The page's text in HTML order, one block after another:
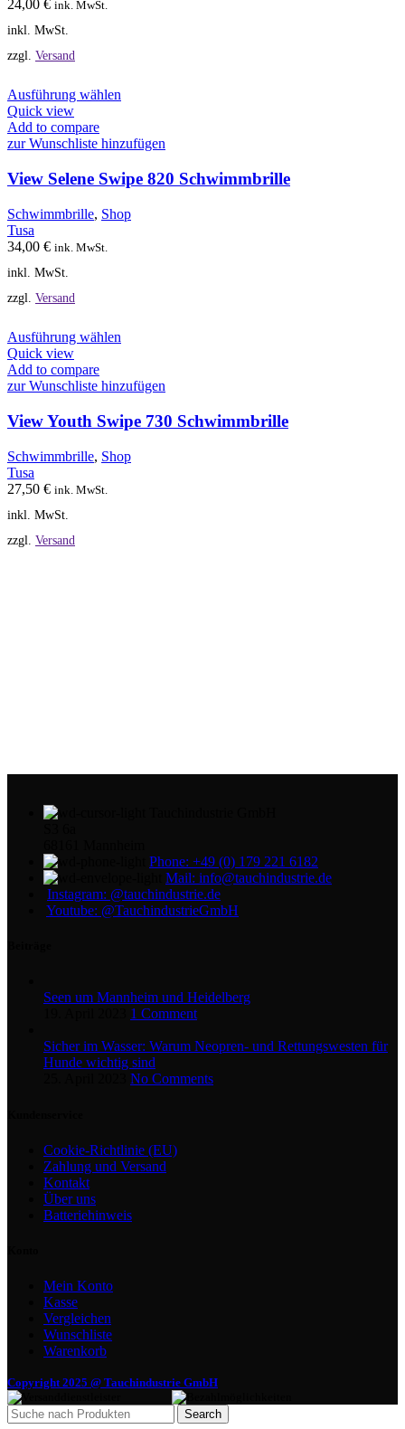
24,00 € ink. MwSt.
inkl. MwSt.
zzgl. Versand
Ausführung wählen
mehrere
auf.
Die
können
Quick view
Add to compare
zur Wunschliste hinzufügen
View Selene Swipe 820 Schwimmbrille
Schwimmbrille, Shop
Tusa
34,00 € ink. MwSt.
inkl. MwSt.
zzgl. Versand
Ausführung wählen
mehrere
auf.
Die
können
Quick view
Add to compare
zur Wunschliste hinzufügen
View Youth Swipe 730 Schwimmbrille
Schwimmbrille, Shop
Tusa
27,50 € ink. MwSt.
inkl. MwSt.
zzgl. Versand
Phone: +49 (0) 179 221 6182
Mail: info@tauchindustrie.de
Instagram: @tauchindustrie.de
Youtube: @TauchindustrieGmbH
Seen um Mannheim und Heidelberg
1 Comment
Sicher im Wasser: Warum Neopren- und Rettungswesten für
Hunde wichtig sind
No Comments
Cookie-Richtlinie (EU)
Zahlung und Versand
Kontakt
Über uns
Batteriehinweis
Mein Konto
Kasse
Vergleichen
Wunschliste
Warenkorb
Copyright 2025 @ Tauchindustrie GmbH
Search